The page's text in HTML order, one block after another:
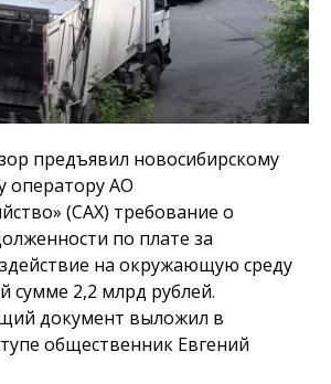
предъявил новосибирскому
оператору АО
(САХ) требование о
по плате за
на окружающую среду
сумме 2,2 млрд рублей.
документ выложил в
общественник Евгений